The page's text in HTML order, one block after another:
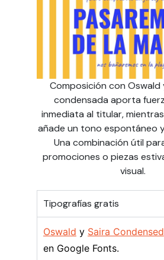
Composición con Oswald
condensada aporta
inmediata al titular,
añade un tono espontáneo
Una combinación útil
promociones o piezas
visual.
Tipografías gratis
Oswald y Saira
en Google Fonts.